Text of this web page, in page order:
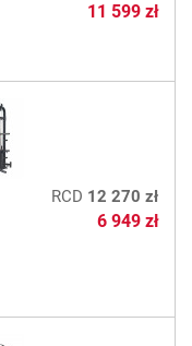
11 599 zł
RCD 12 270 zł
6 949 zł